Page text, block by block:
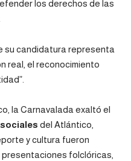
los derechos de las
su candidatura representa
real, el reconocimiento
la Carnavalada exaltó el
del Atlántico,
y cultura fueron
folclóricas,